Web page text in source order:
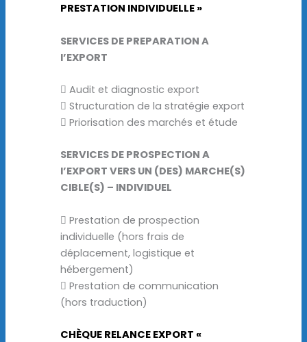
PRESTATION INDIVIDUELLE »
SERVICES DE PREPARATION A
l’EXPORT
 Audit et diagnostic export
 Structuration de la stratégie export
 Priorisation des marchés et étude
SERVICES DE PROSPECTION A
l’EXPORT VERS UN (DES) MARCHE(S)
CIBLE(S) – INDIVIDUEL
 Prestation de prospection
individuelle (hors frais de
déplacement, logistique et
hébergement)
 Prestation de communication
(hors traduction)
CHÈQUE RELANCE EXPORT «